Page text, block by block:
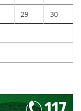
29 30